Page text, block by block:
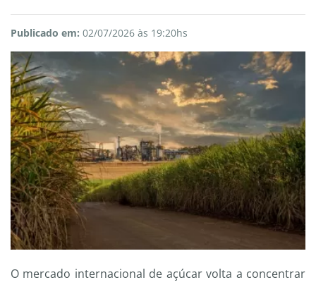
Publicado em: 02/07/2026 às 19:20hs
O mercado internacional de açúcar volta a concentrar